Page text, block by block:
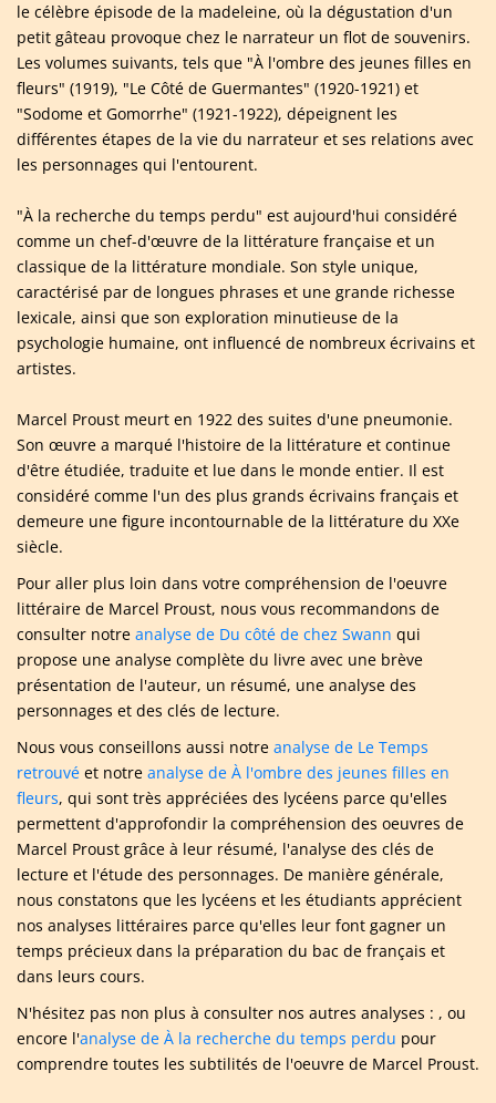
le célèbre épisode de la madeleine, où la dégustation d'un
petit gâteau provoque chez le narrateur un flot de souvenirs.
Les volumes suivants, tels que "À l'ombre des jeunes filles en
fleurs" (1919), "Le Côté de Guermantes" (1920-1921) et
"Sodome et Gomorrhe" (1921-1922), dépeignent les
différentes étapes de la vie du narrateur et ses relations avec
les personnages qui l'entourent.
"À la recherche du temps perdu" est aujourd'hui considéré
comme un chef-d'œuvre de la littérature française et un
classique de la littérature mondiale. Son style unique,
caractérisé par de longues phrases et une grande richesse
lexicale, ainsi que son exploration minutieuse de la
psychologie humaine, ont influencé de nombreux écrivains et
artistes.
Marcel Proust meurt en 1922 des suites d'une pneumonie.
Son œuvre a marqué l'histoire de la littérature et continue
d'être étudiée, traduite et lue dans le monde entier. Il est
considéré comme l'un des plus grands écrivains français et
demeure une figure incontournable de la littérature du XXe
siècle.
Pour aller plus loin dans votre compréhension de l'oeuvre
littéraire de Marcel Proust, nous vous recommandons de
consulter notre analyse de Du côté de chez Swann qui
propose une analyse complète du livre avec une brève
présentation de l'auteur, un résumé, une analyse des
personnages et des clés de lecture.
Nous vous conseillons aussi notre analyse de Le Temps
retrouvé et notre analyse de À l'ombre des jeunes filles en
fleurs, qui sont très appréciées des lycéens parce qu'elles
permettent d'approfondir la compréhension des oeuvres de
Marcel Proust grâce à leur résumé, l'analyse des clés de
lecture et l'étude des personnages. De manière générale,
nous constatons que les lycéens et les étudiants apprécient
nos analyses littéraires parce qu'elles leur font gagner un
temps précieux dans la préparation du bac de français et
dans leurs cours.
N'hésitez pas non plus à consulter nos autres analyses : , ou
encore l'analyse de À la recherche du temps perdu pour
comprendre toutes les subtilités de l'oeuvre de Marcel Proust.